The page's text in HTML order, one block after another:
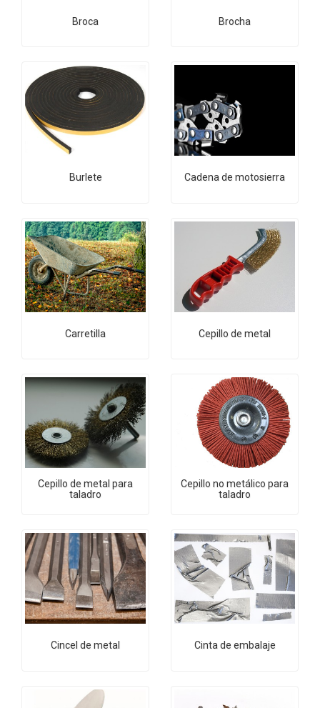
Broca Brocha
Burlete Cadena de motosierra
Carretilla Cepillo de metal
Cepillo de metal para
taladro
Cepillo no metálico para
taladro
Cincel de metal Cinta de embalaje